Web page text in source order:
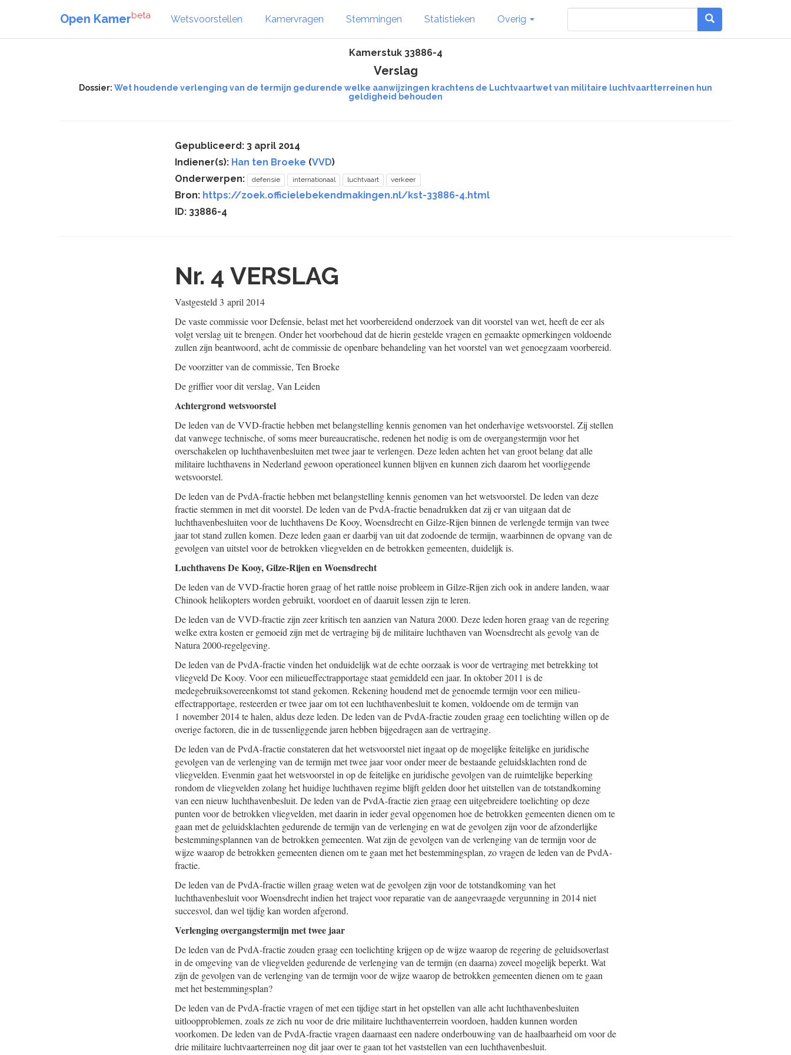
Open Kamerbeta Wetsvoorstellen Kamervragen Stemmingen Statistieken Overig
Kamerstuk 33886-4
Verslag
Dossier: Wet houdende verlenging van de termijn gedurende welke aanwijzingen krachtens de Luchtvaartwet van militaire luchtvaartterreinen hun
geldigheid behouden
Gepubliceerd: 3 april 2014
Indiener(s): Han ten Broeke (VVD)
Onderwerpen:
defensie internationaal luchtvaart verkeer
Bron: https://zoek.officielebekendmakingen.nl/kst-33886-4.html
ID: 33886-4
Nr. 4 VERSLAG
Vastgesteld 3 april 2014
De vaste commissie voor Defensie, belast met het voorbereidend onderzoek van dit voorstel van wet, heeft de eer als
volgt verslag uit te brengen. Onder het voorbehoud dat de hierin gestelde vragen en gemaakte opmerkingen voldoende
zullen zijn beantwoord, acht de commissie de openbare behandeling van het voorstel van wet genoegzaam voorbereid.
De voorzitter van de commissie, Ten Broeke
De griffier voor dit verslag, Van Leiden
Achtergrond wetsvoorstel
De leden van de VVD-fractie hebben met belangstelling kennis genomen van het onderhavige wetsvoorstel. Zij stellen
dat vanwege technische, of soms meer bureaucratische, redenen het nodig is om de overgangstermijn voor het
overschakelen op luchthavenbesluiten met twee jaar te verlengen. Deze leden achten het van groot belang dat alle
militaire luchthavens in Nederland gewoon operationeel kunnen blijven en kunnen zich daarom het voorliggende
wetsvoorstel.
De leden van de PvdA-fractie hebben met belangstelling kennis genomen van het wetsvoorstel. De leden van deze
fractie stemmen in met dit voorstel. De leden van de PvdA-fractie benadrukken dat zij er van uitgaan dat de
luchthavenbesluiten voor de luchthavens De Kooy, Woensdrecht en Gilze-Rijen binnen de verlengde termijn van twee
jaar tot stand zullen komen. Deze leden gaan er daarbij van uit dat zodoende de termijn, waarbinnen de opvang van de
gevolgen van uitstel voor de betrokken vliegvelden en de betrokken gemeenten, duidelijk is.
Luchthavens De Kooy, Gilze-Rijen en Woensdrecht
De leden van de VVD-fractie horen graag of het rattle noise probleem in Gilze-Rijen zich ook in andere landen, waar
Chinook helikopters worden gebruikt, voordoet en of daaruit lessen zijn te leren.
De leden van de VVD-fractie zijn zeer kritisch ten aanzien van Natura 2000. Deze leden horen graag van de regering
welke extra kosten er gemoeid zijn met de vertraging bij de militaire luchthaven van Woensdrecht als gevolg van de
Natura 2000-regelgeving.
De leden van de PvdA-fractie vinden het onduidelijk wat de echte oorzaak is voor de vertraging met betrekking tot
vliegveld De Kooy. Voor een milieueffectrapportage staat gemiddeld een jaar. In oktober 2011 is de
medegebruiksovereenkomst tot stand gekomen. Rekening houdend met de genoemde termijn voor een milieu-
effectrapportage, resteerden er twee jaar om tot een luchthavenbesluit te komen, voldoende om de termijn van
1 november 2014 te halen, aldus deze leden. De leden van de PvdA-fractie zouden graag een toelichting willen op de
overige factoren, die in de tussenliggende jaren hebben bijgedragen aan de vertraging.
De leden van de PvdA-fractie constateren dat het wetsvoorstel niet ingaat op de mogelijke feitelijke en juridische
gevolgen van de verlenging van de termijn met twee jaar voor onder meer de bestaande geluidsklachten rond de
vliegvelden. Evenmin gaat het wetsvoorstel in op de feitelijke en juridische gevolgen van de ruimtelijke beperking
rondom de vliegvelden zolang het huidige luchthaven regime blijft gelden door het uitstellen van de totstandkoming
van een nieuw luchthavenbesluit. De leden van de PvdA-fractie zien graag een uitgebreidere toelichting op deze
punten voor de betrokken vliegvelden, met daarin in ieder geval opgenomen hoe de betrokken gemeenten dienen om te
gaan met de geluidsklachten gedurende de termijn van de verlenging en wat de gevolgen zijn voor de afzonderlijke
bestemmingsplannen van de betrokken gemeenten. Wat zijn de gevolgen van de verlenging van de termijn voor de
wijze waarop de betrokken gemeenten dienen om te gaan met het bestemmingsplan, zo vragen de leden van de PvdA-
fractie.
De leden van de PvdA-fractie willen graag weten wat de gevolgen zijn voor de totstandkoming van het
luchthavenbesluit voor Woensdrecht indien het traject voor reparatie van de aangevraagde vergunning in 2014 niet
succesvol, dan wel tijdig kan worden afgerond.
Verlenging overgangstermijn met twee jaar
De leden van de PvdA-fractie zouden graag een toelichting krijgen op de wijze waarop de regering de geluidsoverlast
in de omgeving van de vliegvelden gedurende de verlenging van de termijn (en daarna) zoveel mogelijk beperkt. Wat
zijn de gevolgen van de verlenging van de termijn voor de wijze waarop de betrokken gemeenten dienen om te gaan
met het bestemmingsplan?
De leden van de PvdA-fractie vragen of met een tijdige start in het opstellen van alle acht luchthavenbesluiten
uitloopproblemen, zoals ze zich nu voor de drie militaire luchthaventerrein voordoen, hadden kunnen worden
voorkomen. De leden van de PvdA-fractie vragen daarnaast een nadere onderbouwing van de haalbaarheid om voor de
drie militaire luchtvaarterreinen nog dit jaar over te gaan tot het vaststellen van een luchthavenbesluit.